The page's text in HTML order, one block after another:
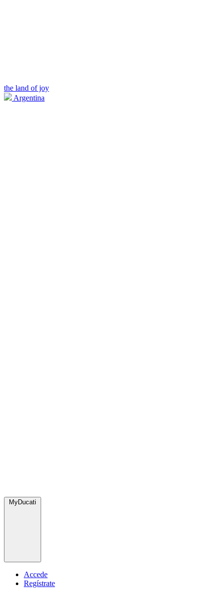
the land of joy
Argentina
MyDucati
Accede
Regístrate